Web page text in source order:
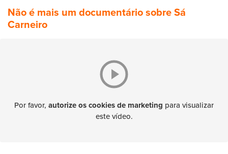
Não é mais um documentário sobre Sá
Carneiro
Por favor, autorize os cookies de marketing para visualizar
este vídeo.